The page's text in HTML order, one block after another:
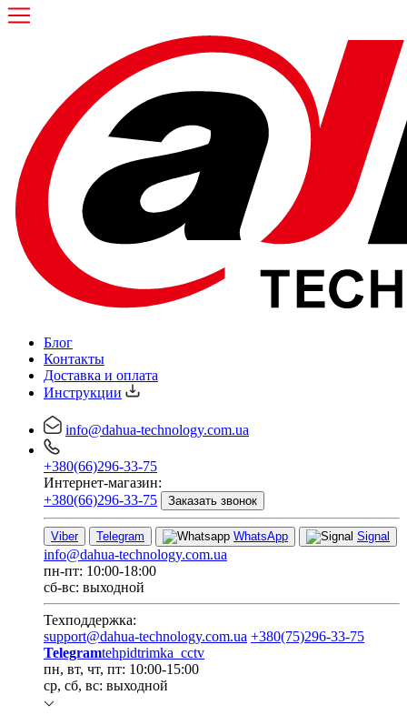
Блог
Контакты
Доставка и оплата
Инструкции
info@dahua-technology.com.ua
+380(66)296-33-75
Интернет-магазин:
+380(66)296-33-75
Заказать звонок
Viber Telegram WhatsApp Signal
info@dahua-technology.com.ua
пн-пт: 10:00-18:00
сб-вс: выходной
Техподдержка:
support@dahua-technology.com.ua +380(75)296-33-75
Telegramtehpidtrimka_cctv
пн, вт, чт, пт: 10:00-15:00
ср, сб, вс: выходной